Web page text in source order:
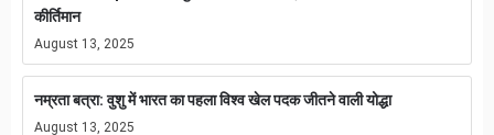
कीर्तिमान
August 13, 2025
नम्रता बत्रा: वुशु में भारत का पहला विश्व खेल पदक जीतने वाली योद्धा
August 13, 2025